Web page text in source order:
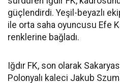
güçlendirdi. Yeşil-beyazlı
ile orta saha oyuncusu Efe
renklerine bağladı.
Iğdır FK, son olarak
Polonyalı kaleci Jakub